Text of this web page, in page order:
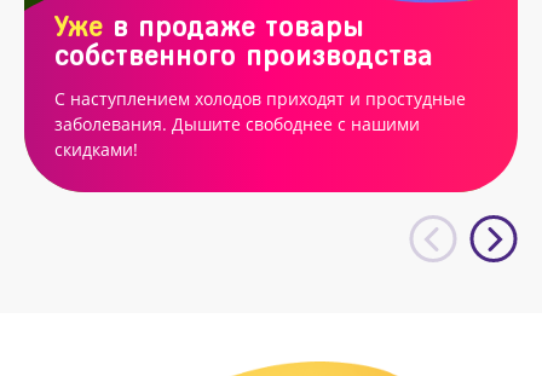
Уже в продаже товары
собственного производства
С наступлением холодов приходят и простудные
заболевания. Дышите свободнее с нашими
скидками!